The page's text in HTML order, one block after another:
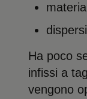
Ha poco
infissi a
vengono